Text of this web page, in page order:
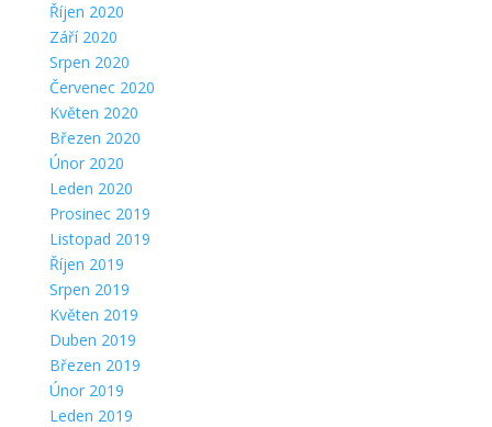
Říjen 2020
Září 2020
Srpen 2020
Červenec 2020
Květen 2020
Březen 2020
Únor 2020
Leden 2020
Prosinec 2019
Listopad 2019
Říjen 2019
Srpen 2019
Květen 2019
Duben 2019
Březen 2019
Únor 2019
Leden 2019